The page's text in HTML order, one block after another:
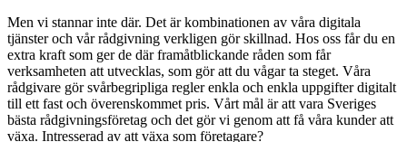
Men vi stannar inte där. Det är kombinationen av våra digitala
tjänster och vår rådgivning verkligen gör skillnad. Hos oss får du en
extra kraft som ger de där framåtblickande råden som får
verksamheten att utvecklas, som gör att du vågar ta steget. Våra
rådgivare gör svårbegripliga regler enkla och enkla uppgifter digitalt
till ett fast och överenskommet pris. Vårt mål är att vara Sveriges
bästa rådgivningsföretag och det gör vi genom att få våra kunder att
växa. Intresserad av att växa som företagare?